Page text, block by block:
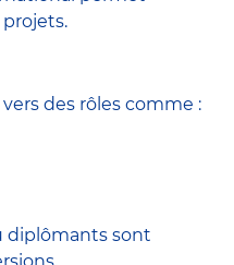
projets.
des rôles comme :
diplômants sont